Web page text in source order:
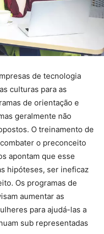
de tecnologia
culturas para as
de orientação e
geralmente não
O treinamento de
o preconceito
apontam que esse
hipóteses, ser ineficaz
Os programas de
aumentar as
para ajudá-las a
sub representadas